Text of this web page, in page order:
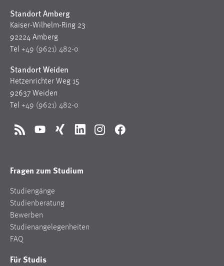
Standort Amberg
Kaiser-Wilhelm-Ring 23
92224 Amberg
Tel +49 (9621) 482-0
Standort Weiden
Hetzenrichter Weg 15
92637 Weiden
Tel +49 (9621) 482-0
RSS YouTubeXing LinkedInInstagramFacebook
Fragen zum Studium
Studiengänge
Studienberatung
Bewerben
Studienangelegenheiten
FAQ
Für Studis
Google Ads
Name:
_gcl_au
Anbieter:
Google Ireland Limited
Zweck:
Conversion-Tracking
Cookie Laufzeit:
Facebook Pixel
Name:
_fbp
Anbieter:
Facebook
Conversion-Tracking